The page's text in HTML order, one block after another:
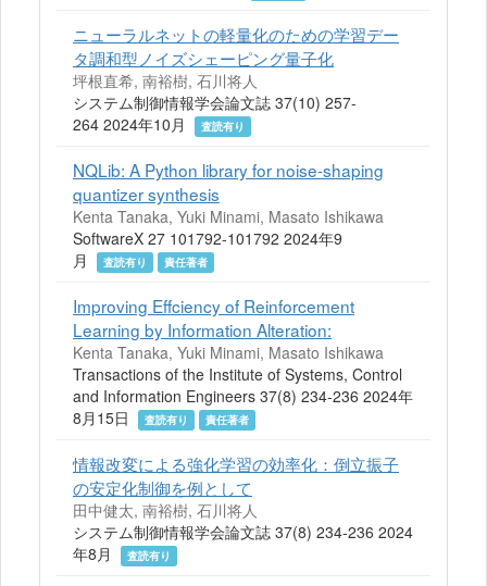
ニューラルネットの軽量化のための学習デー
タ調和型ノイズシェーピング量子化
坪根直希, 南裕樹, 石川将人
システム制御情報学会論文誌 37(10) 257-
264 2024年10月
査読有り
NQLib: A Python library for noise-shaping
quantizer synthesis
Kenta Tanaka, Yuki Minami, Masato Ishikawa
SoftwareX 27 101792-101792 2024年9
月
査読有り 責任著者
Improving Effciency of Reinforcement
Learning by Information Alteration:
Kenta Tanaka, Yuki Minami, Masato Ishikawa
Transactions of the Institute of Systems, Control
and Information Engineers 37(8) 234-236 2024年
8月15日
査読有り 責任著者
情報改変による強化学習の効率化：倒立振子
の安定化制御を例として
田中健太, 南裕樹, 石川将人
システム制御情報学会論文誌 37(8) 234-236 2024
年8月
査読有り